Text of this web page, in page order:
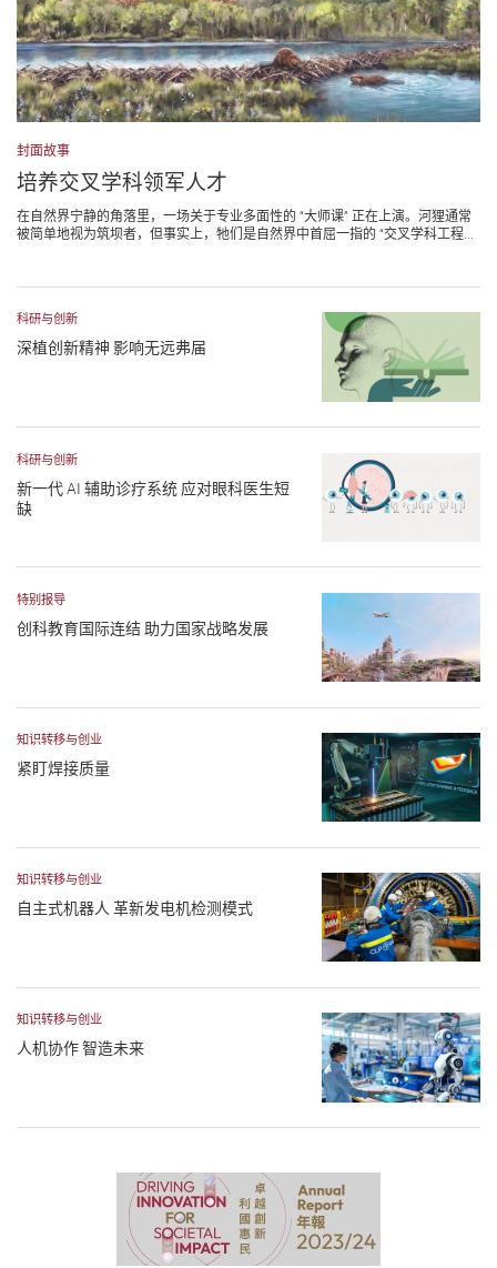
封面故事
培养交叉学科领军人才
在自然界宁静的角落里，一场关于专业多面性的 “大师课” 正在上演。河狸通常
被简单地视为筑坝者，但事实上，牠们是自然界中首屈一指的 “交叉学科工程...
科研与创新
深植创新精神 影响无远弗届
科研与创新
新一代 AI 辅助诊疗系统 应对眼科医生短
缺
特别报导
创科教育国际连结 助力国家战略发展
知识转移与创业
紧盯焊接质量
知识转移与创业
自主式机器人 革新发电机检测模式
知识转移与创业
人机协作 智造未来